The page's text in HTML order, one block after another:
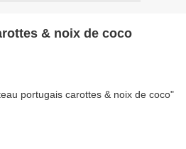
& noix de coco